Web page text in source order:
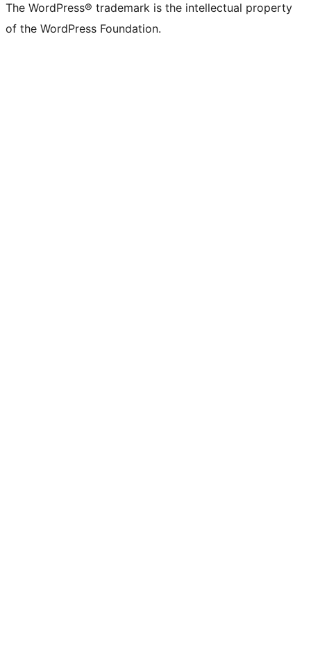
The WordPress® trademark is the intellectual property
of the WordPress Foundation.